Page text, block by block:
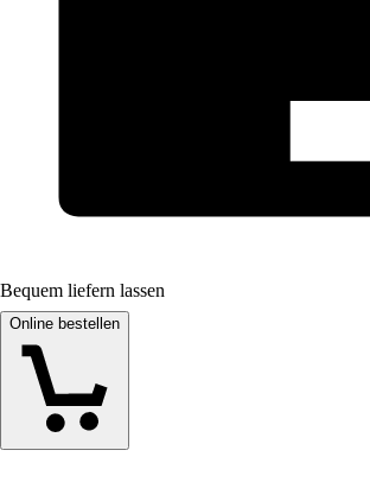
Bequem liefern lassen
Online bestellen